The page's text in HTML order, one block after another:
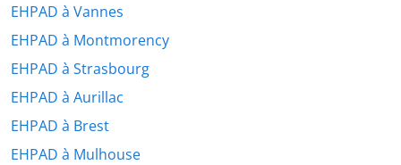
EHPAD à Vannes
EHPAD à Montmorency
EHPAD à Strasbourg
EHPAD à Aurillac
EHPAD à Brest
EHPAD à Mulhouse